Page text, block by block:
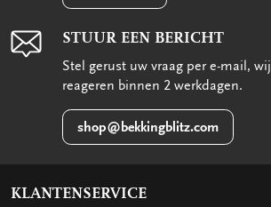
STUUR EEN BERICHT
Stel gerust uw vraag per e-mail, wij
reageren binnen 2 werkdagen.
shop@bekkingblitz.com
KLANTENSERVICE